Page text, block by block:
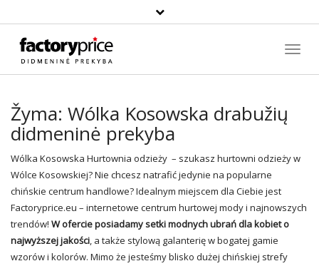
Paieška
Žyma: Wólka Kosowska drabužių
didmeninė prekyba
Wólka Kosowska Hurtownia odzieży – szukasz hurtowni odzieży w
Wólce Kosowskiej? Nie chcesz natrafić jedynie na popularne
chińskie centrum handlowe? Idealnym miejscem dla Ciebie jest
Factoryprice.eu – internetowe centrum hurtowej mody i najnowszych
trendów! W ofercie posiadamy setki modnych ubrań dla kobiet o
najwyższej jakości, a także stylową galanterię w bogatej gamie
wzorów i kolorów. Mimo że jesteśmy blisko dużej chińskiej strefy